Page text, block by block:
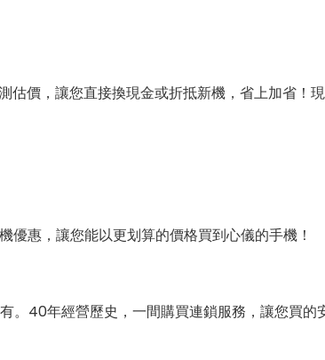
價，讓您直接換現金或折抵新機，省上加省！
惠，讓您能以更划算的價格買到心儀的手機！
。40年經營歷史，一間購買連鎖服務，讓您買的